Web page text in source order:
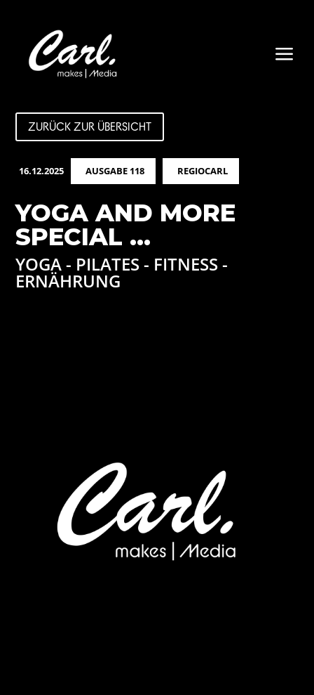
a
ZURÜCK ZUR ÜBERSICHT
16.12.2025 AUSGABE 118 REGIOCARL
YOGA AND MORE
SPECIAL …
YOGA - PILATES - FITNESS -
ERNÄHRUNG